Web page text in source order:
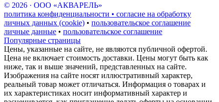
© 2026 · ООО «АКВАРЕЛЬ»
политика конфиденциальности • согласие на обработку
личных данных (cookie) • пользовательское соглашение
личные данные • пользовательское соглашение
Популярные страницы
Цены, указанные на сайте, не являются публичной офертой.
Цена не включает стоимость доставки. Цены могут быть как
ниже, так и выше значений, представленных на сайте.
Изображения на сайте носят иллюстративный характер,
реальный товар может отличаться. Информация о товарах и
их характеристиках носит информативный характер и